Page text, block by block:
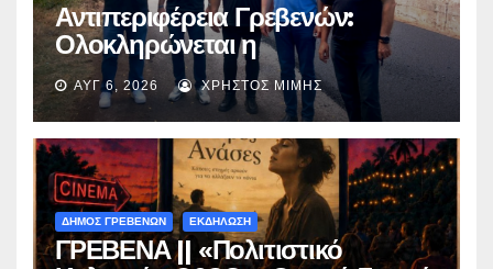
Αντιπεριφέρεια Γρεβενών:
Ολοκληρώνεται η
ασφαλτόστρωση της οδού
Περιβόλι – Αβδέλλα
ΑΥΓ 6, 2026 ΧΡΉΣΤΟΣ ΜΊΜΗΣ
ΔΗΜΟΣ ΓΡΕΒΕΝΩΝ ΕΚΔΗΛΩΣΗ
ΓΡΕΒΕΝΑ || «Πολιτιστικό